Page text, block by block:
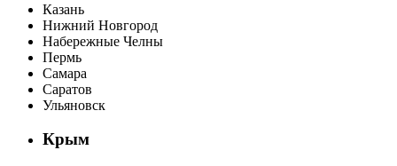
Казань
Нижний Новгород
Набережные Челны
Пермь
Самара
Саратов
Ульяновск
Крым